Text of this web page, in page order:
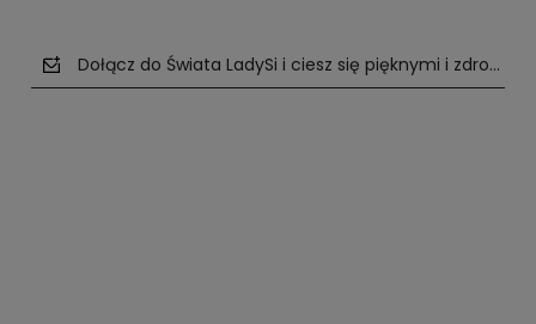
Dołącz do Świata LadySi i ciesz się pięknymi i